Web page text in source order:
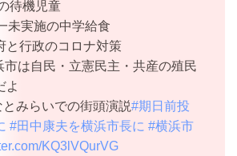
待機児童
未実施の中学給食
と行政のコロナ対策
市は自民・立憲民主・共産の殖民
よ
みらいでの街頭演説#期日前投
#田中康夫を横浜市長に #横浜市
KQ3lVQurVG